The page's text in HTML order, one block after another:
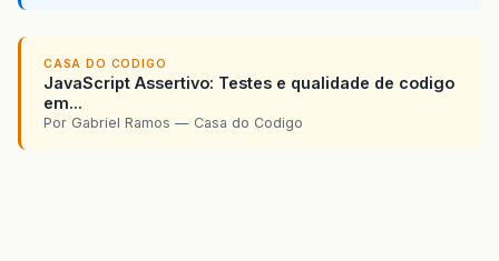
CASA DO CODIGO
JavaScript Assertivo: Testes e qualidade de codigo
em...
Por Gabriel Ramos — Casa do Codigo